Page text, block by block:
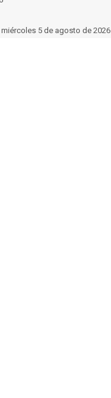
miércoles 5 de agosto de 2026